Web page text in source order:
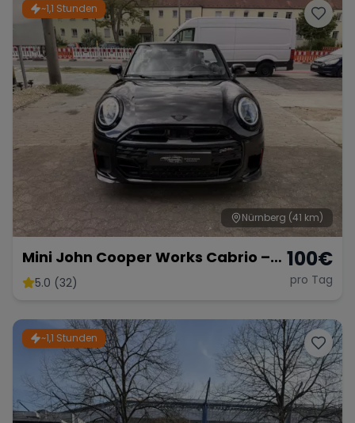
~1,1 Stunden
Nürnberg (41 km)
Mini John Cooper Works Cabrio –
Fahrspaß Offenes Verdeck
5.0 (32)
100€
pro Tag
~1,1 Stunden